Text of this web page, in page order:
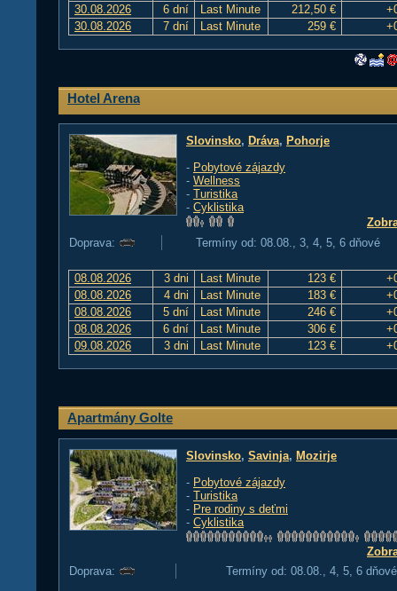
30.08.2026
6 dní Last Minute 212,50 €
30.08.2026
7 dní Last Minute 259 €
Hotel Arena
Slovinsko, Dráva, Pohorje
- Pobytové zájazdy
- Wellness
- Turistika
- Cyklistika
Doprava:
Termíny od: 08.08., 3, 4, 5, 6 dňové
08.08.2026 3 dni Last Minute 123 €
08.08.2026
4 dni Last Minute 183 €
08.08.2026
5 dní Last Minute 246 €
08.08.2026
6 dní Last Minute 306 €
09.08.2026
3 dni Last Minute 123 €
Apartmány Golte
Slovinsko, Savinja, Mozirje
- Pobytové zájazdy
- Turistika
- Pre rodiny s deťmi
- Cyklistika
Doprava:
Termíny od: 08.08., 4, 5, 6 dňové